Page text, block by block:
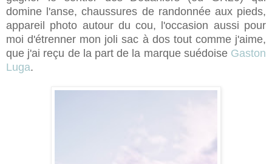
domine l'anse, chaussures de randonnée aux pieds,
appareil photo autour du cou, l'occasion aussi pour
moi d'étrenner mon joli sac à dos tout comme j'aime,
que j'ai reçu de la part de la marque suédoise Gaston
Luga.